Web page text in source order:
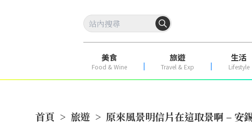
美食
Food & Wine
旅遊
Travel & Exp
生活
Lifestyle
首頁 > 旅遊 > 原來風景明信片在這取景啊 – 安